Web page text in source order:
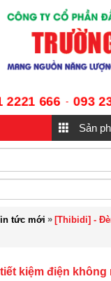
2221 666 - 093
Sản
tức mới » [Thibidi] -
kiệm điện không